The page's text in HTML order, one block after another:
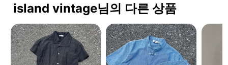
island vintage님의 다른 상품